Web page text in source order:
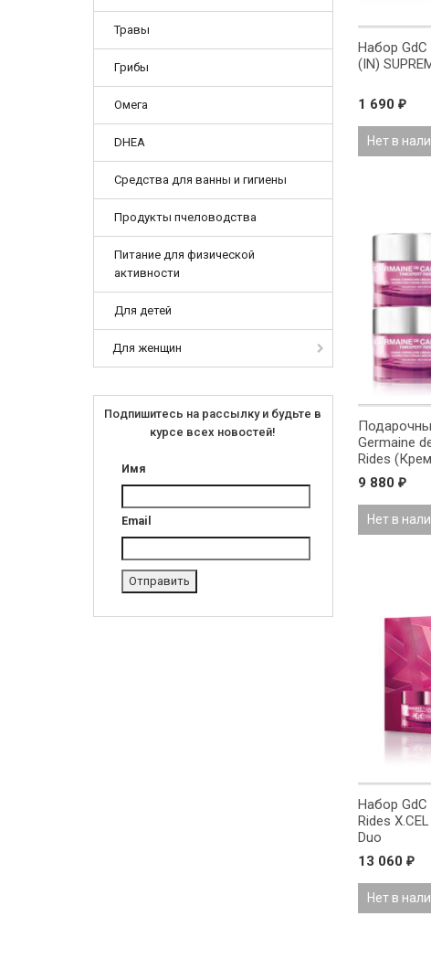
Травы
Грибы
Омега
DHEA
Средства для ванны и гигиены
Продукты пчеловодства
Питание для физической
активности
Для детей
Для женщин
Подпишитесь на рассылку и будьте в
курсе всех новостей!
Имя
Email
Набор GdC
(IN)
1 690 ₽
Нет в
Germaine
Rides
крема для
9 880 ₽
Нет в
Набор
Rides
Duo
13 060 ₽
Нет в